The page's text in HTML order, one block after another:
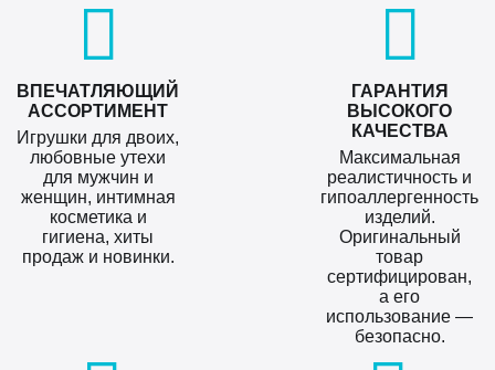
ВПЕЧАТЛЯЮЩИЙ
АССОРТИМЕНТ
Игрушки для двоих,
любовные утехи
для мужчин и
женщин, интимная
косметика и
гигиена, хиты
продаж и новинки.
ГАРАНТИЯ
ВЫСОКОГО
КАЧЕСТВА
Максимальная
реалистичность и
гипоаллергенность
изделий.
Оригинальный
товар
сертифицирован,
а его
использование —
безопасно.